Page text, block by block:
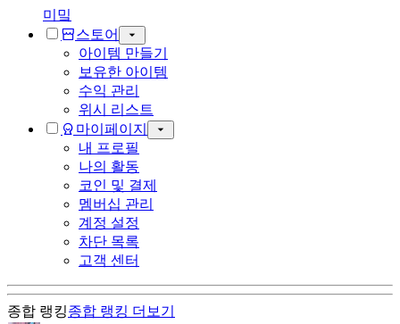
미밐
스토어
아이템 만들기
보유한 아이템
수익 관리
위시 리스트
마이페이지
내 프로필
나의 활동
코인 및 결제
멤버십 관리
계정 설정
차단 목록
고객 센터
종합 랭킹종합 랭킹 더보기